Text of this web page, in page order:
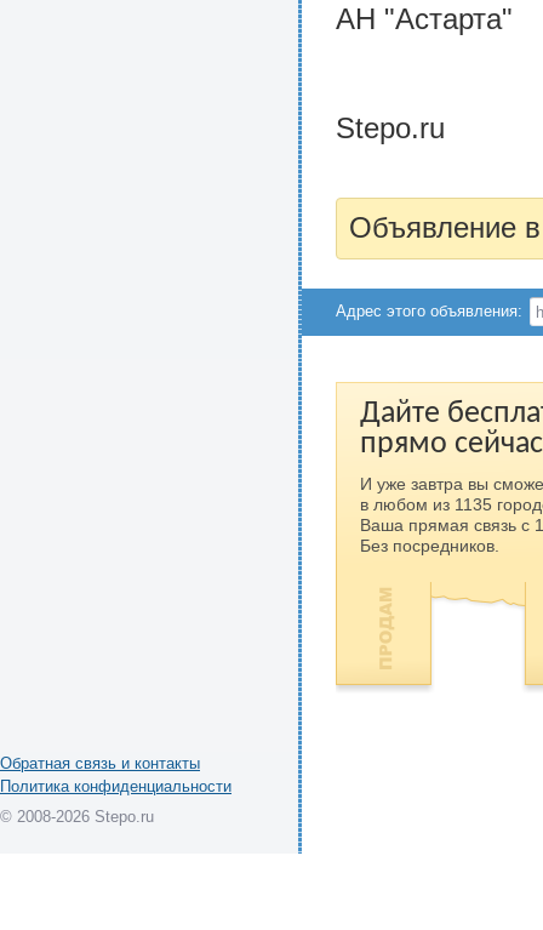
АН "Астарта"
Stepo.ru
Объявление
Адрес этого объявления:
Дайте
прямо
И уже завтра вы
в любом из 1135
Ваша прямая связь с
Без посредников.
Обратная связь и контакты
Политика конфиденциальности
© 2008-2026 Stepo.ru